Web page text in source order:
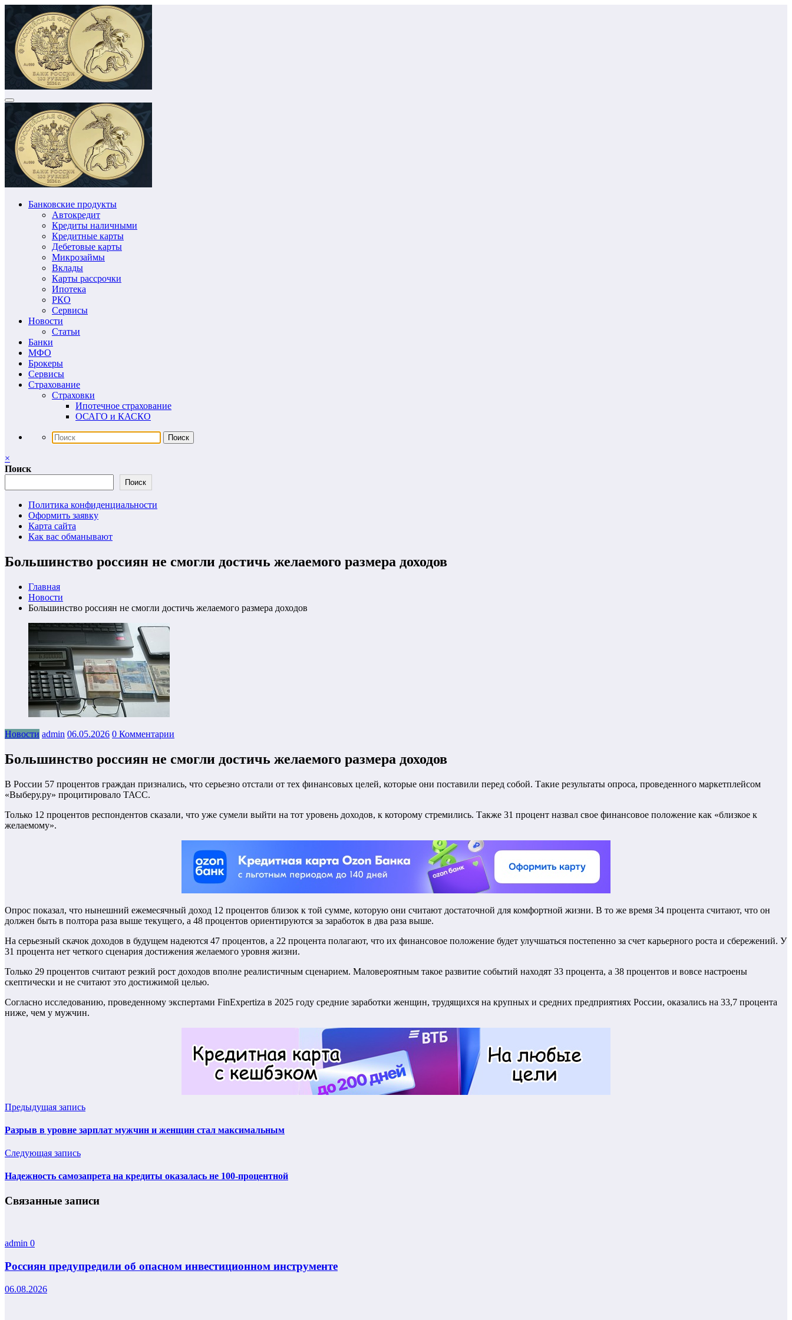
содержимому
Банковские продукты
Автокредит
Кредиты наличными
Кредитные карты
Дебетовые карты
Микрозаймы
Вклады
Карты рассрочки
Ипотека
РКО
Сервисы
Новости
Статьи
Банки
МФО
Брокеры
Сервисы
Страхование
Страховки
Ипотечное страхование
ОСАГО и КАСКО
×
Поиск
Поиск
Политика конфиденциальности
Оформить заявку
Карта сайта
Как вас обманывают
Большинство россиян не смогли достичь желаемого размера доходов
Главная
Новости
Большинство россиян не смогли достичь желаемого размера доходов
Новости admin 06.05.2026 0 Комментарии
Большинство россиян не смогли достичь желаемого размера доходов
В России 57 процентов граждан признались, что серьезно отстали от тех финансовых целей, которые они поставили перед собой. Такие результаты опроса, проведенного маркетплейсом
«Выберу.ру» процитировало ТАСС.
Только 12 процентов респондентов сказали, что уже сумели выйти на тот уровень доходов, к которому стремились. Также 31 процент назвал свое финансовое положение как «близкое к
желаемому».
Опрос показал, что нынешний ежемесячный доход 12 процентов близок к той сумме, которую они считают достаточной для комфортной жизни. В то же время 34 процента считают, что он
должен быть в полтора раза выше текущего, а 48 процентов ориентируются за заработок в два раза выше.
На серьезный скачок доходов в будущем надеются 47 процентов, а 22 процента полагают, что их финансовое положение будет улучшаться постепенно за счет карьерного роста и сбережений. У
31 процента нет четкого сценария достижения желаемого уровня жизни.
Только 29 процентов считают резкий рост доходов вполне реалистичным сценарием. Маловероятным такое развитие событий находят 33 процента, а 38 процентов и вовсе настроены
скептически и не считают это достижимой целью.
Согласно исследованию, проведенному экспертами FinExpertiza в 2025 году средние заработки женщин, трудящихся на крупных и средних предприятиях России, оказались на 33,7 процента
ниже, чем у мужчин.
Предыдущая запись
Разрыв в уровне зарплат мужчин и женщин стал максимальным
Следующая запись
Надежность самозапрета на кредиты оказалась не 100-процентной
Связанные записи
admin 0
Россиян предупредили об опасном инвестиционном инструменте
06.08.2026